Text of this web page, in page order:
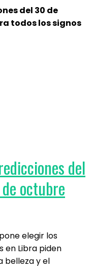
del 30 de
todos los signos
del
octubre
elegir los
en Libra piden
belleza y el